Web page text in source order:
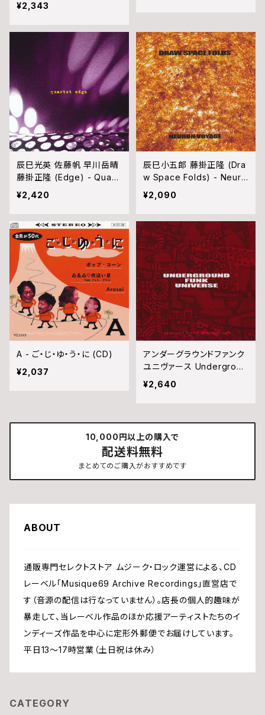
¥2,343
辰巳光英 佐藤帆 早川岳晴
藤掛正隆 (Edge) - Quart
et Edge (CD)
¥2,420
辰巳小五郎 藤掛正隆 (Dra
w Space Folds) - Neuro
n Voyage (CD)
¥2,090
A - ご・じ・ゆ・う・に (CD)
¥2,037
アンダーグラウンドファンク
ユニヴァース Undergroun
d Funk Universe - S/T
(CD)
¥2,640
10,000円以上の購入で
配送料無料
まとめてのご購入がおすすめです
ABOUT
通販専門セレクトストア ムジーク・ロック運営による、CD
レーベル「Musique69 Archive Recordings」直営店で
す（音源の配信は行なっていません）。店長の個人的趣味が
暴走して、当レーベル作品のほか応援アーティストたちのイ
ンディーズ作品を中心に定形外郵便でお届けしています。
平日13〜17時営業（土日祝は休み）
CATEGORY